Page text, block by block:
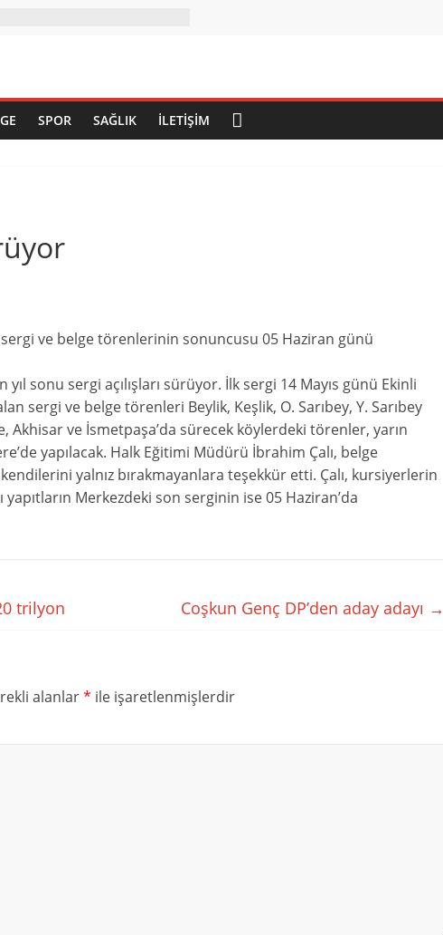
SPOR SAĞLIK İLETIŞIM
sergi ve belge törenlerinin sonuncusu 05 Haziran günü
sonu sergi açılışları sürüyor. İlk sergi 14 Mayıs günü Ekinli
sergi ve belge törenleri Beylik, Keşlik, O. Sarıbey, Y. Sarıbey
Akhisar ve İsmetpaşa’da sürecek köylerdeki törenler, yarın
yapılacak. Halk Eğitimi Müdürü İbrahim Çalı, belge
yalnız bırakmayanlara teşekkür etti. Çalı, kursiyerlerin
Merkezdeki son serginin ise 05 Haziran’da
trilyon Coşkun Genç DP’den aday adayı →
alanlar* ile işaretlenmişlerdir